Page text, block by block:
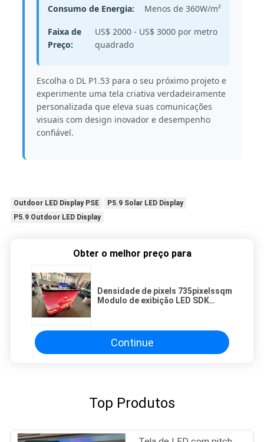
Consumo de Energia: Menos de 360W/m²
Faixa de
Preço:
US$ 2000 - US$ 3000 por metro
quadrado
Escolha o DL P1.53 para o seu próximo projeto e
experimente uma tela criativa verdadeiramente
personalizada que eleva suas comunicações
visuais com design inovador e desempenho
confiável.
Outdoor LED Display PSE
P5.9 Solar LED Display
P5.9 Outdoor LED Display
Obter o melhor preço para
Densidade de pixels 735pixelssqm
Modulo de exibição LED SDK
para integração perfeita
Continue
Top Produtos